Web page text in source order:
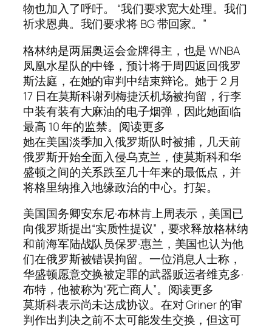
物也加入了呼吁。 “我们要求宽大处理。我们
祈求恩典。我们要求将 BG 带回家。”
格林纳是两届奥运会金牌得主，也是 WNBA
凤凰水星队的中锋，预计将于周四返回俄罗
斯法庭，在她的审判中结束辩论。她于 2 月
17 日在莫斯科谢列梅捷沃机场被拘留，行李
中装有装有大麻油的电子烟弹，因此她面临
最高 10 年的监禁。阅读更多
她在美国淡季加入俄罗斯队时被捕，几天前
俄罗斯开始全面入侵乌克兰，使莫斯科和华
盛顿之间的关系跌至几十年来的最低点，并
将格里纳推入地缘政治的中心。打架。
美国国务卿安东尼·布林肯上周表示，美国已
向俄罗斯提出“实质性提议”，要求释放格林纳
和前海军陆战队员保罗·惠兰，美国也认为他
们在俄罗斯被错误拘留。一位消息人士称，
华盛顿愿意交换被定罪的武器贩运者维克多·
布特，他被称为“死亡商人”。阅读更多
莫斯科表示尚未达成协议。在对 Griner 的审
判作出判决之前不太可能发生交换，但这可